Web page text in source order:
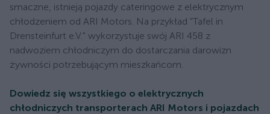
smaczne, istnieją pojazdy cateringowe z elektrycznym
chłodzeniem od ARI Motors. Na przykład "Tafel in
Drensteinfurt e.V." wykorzystuje swój ARI 458 z
nadwoziem chłodniczym do dostarczania darowizn
żywności potrzebującym mieszkańcom.
Dowiedz się wszystkiego o elektrycznych
chłodniczych transporterach ARI Motors i pojazdach